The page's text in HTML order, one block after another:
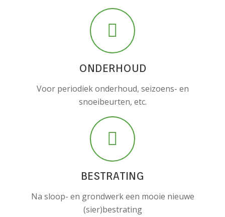
ONDERHOUD
Voor periodiek onderhoud, seizoens- en
snoeibeurten, etc.
BESTRATING
Na sloop- en grondwerk een mooie nieuwe
(sier)bestrating